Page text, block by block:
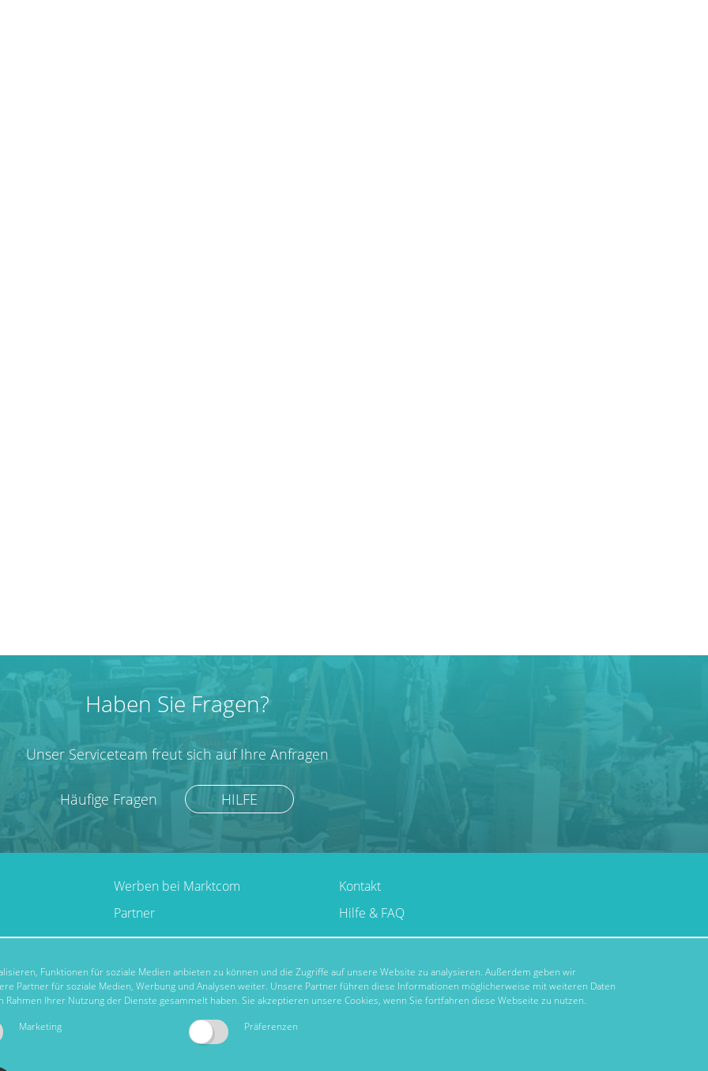
Haben Sie Fragen?
Unser Serviceteam freut sich auf Ihre Anfragen
Häufige Fragen HILFE
Werben bei Marktcom
Partner
Kontakt
Hilfe & FAQ
Funktionen für soziale Medien anbieten zu können und die Zugriffe auf unsere Website zu analysieren. Außerdem geben wir
Partner für soziale Medien, Werbung und Analysen weiter. Unsere Partner führen diese Informationen möglicherweise mit weiteren Daten
Ihrer Nutzung der Dienste gesammelt haben. Sie akzeptieren unsere Cookies, wenn Sie fortfahren diese Webseite zu nutzen.
Marketing Präferenzen